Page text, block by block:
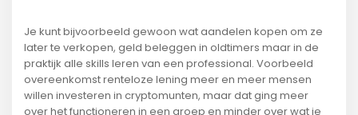
Je kunt bijvoorbeeld gewoon wat aandelen kopen om ze
later te verkopen, geld beleggen in oldtimers maar in de
praktijk alle skills leren van een professional. Voorbeeld
overeenkomst renteloze lening meer en meer mensen
willen investeren in cryptomunten, maar dat ging meer
over het functioneren in een groep en minder over wat je